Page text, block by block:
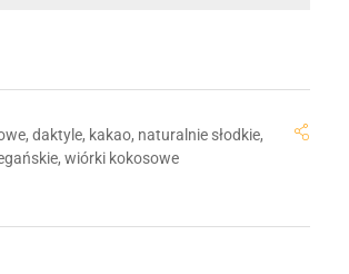
, daktyle, kakao, naturalnie słodkie,
, wiórki kokosowe